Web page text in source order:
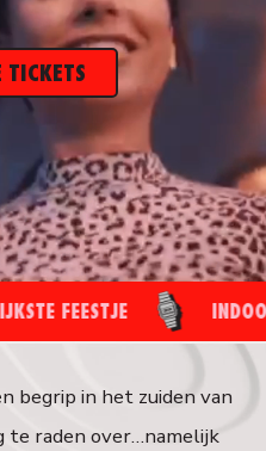
TICKETS
INDOOR &
begrip in het zuiden van
te raden over…namelijk